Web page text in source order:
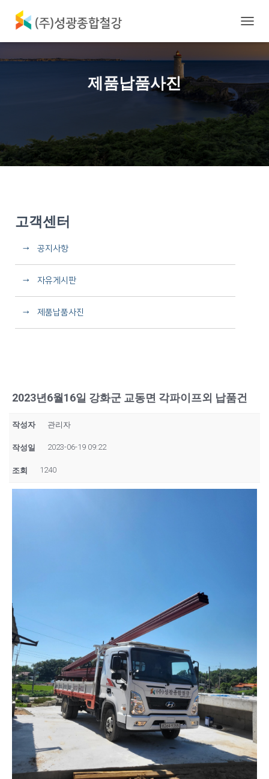
비
글
제품납품사진
고객센터
→ 공지사항
→ 자유게시판
→ 제품납품사진
2023년6월16일 강화군 교동면 각파이프외 납품건
작성자 관리자
작성일 2023-06-19 09:22
조회 1240